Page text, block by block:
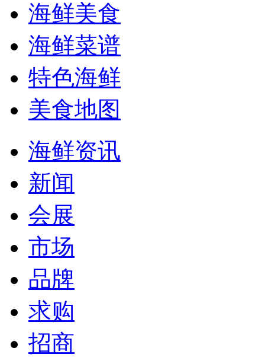
海鲜美食
海鲜菜谱
特色海鲜
美食地图
海鲜资讯
新闻
会展
市场
品牌
求购
招商